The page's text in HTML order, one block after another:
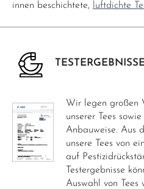
innen beschichtete,
luftdichte
Wir legen großen
unserer Tees
Anbauweise. Aus
unsere Tees von
auf
Testergebnisse
Auswahl von Tees